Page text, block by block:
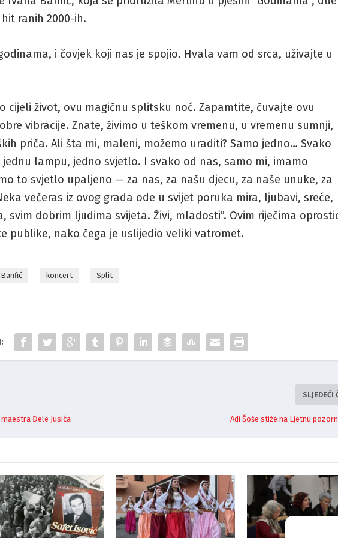
ranih 2000-ih.
i čovjek koji nas je spojio. Hvala vam od srca, uživajte u
cijeli život, ovu magičnu splitsku noć. Zapamtite, čuvajte ovu
vibracije. Znate, živimo u teškom vremenu, u vremenu sumnji,
priča. Ali šta mi, maleni, možemo uraditi? Samo jedno… Svako
lampu, jedno svjetlo. I svako od nas, samo mi, imamo
to svjetlo upaljeno — za nas, za našu djecu, za naše unuke, za
večeras iz ovog grada ode u svijet poruka mira, ljubavi, sreće,
svim dobrim ljudima svijeta. Živi, mladosti”. Ovim riječima
publike, nako čega je uslijedio veliki vatromet.
koncert Split
Đele Jusića
SLJEDEĆI
Adi Šoše stiže na Ljetnu